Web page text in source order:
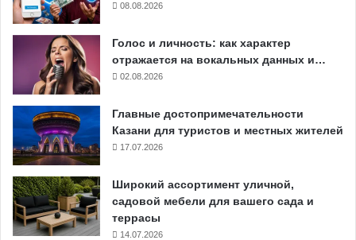
08.08.2026
Голос и личность: как характер
отражается на вокальных данных и…
02.08.2026
Главные достопримечательности
Казани для туристов и местных жителей
17.07.2026
Широкий ассортимент уличной,
садовой мебели для вашего сада и
террасы
14.07.2026